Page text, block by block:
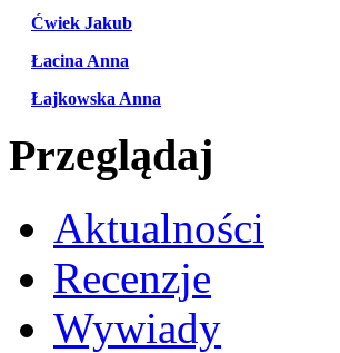
Ćwiek Jakub
Łacina Anna
Łajkowska Anna
Przeglądaj
Aktualności
Recenzje
Wywiady